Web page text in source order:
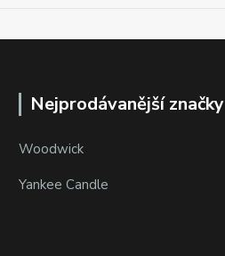
Nejprodávanější značky
Woodwick
Yankee Candle